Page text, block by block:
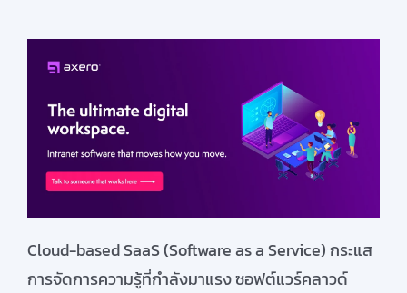
Cloud-based SaaS (Software as aService)กระแส
การจัดการความรู้ที่กำลังมาแรงซอฟต์แวร์คลาวด์